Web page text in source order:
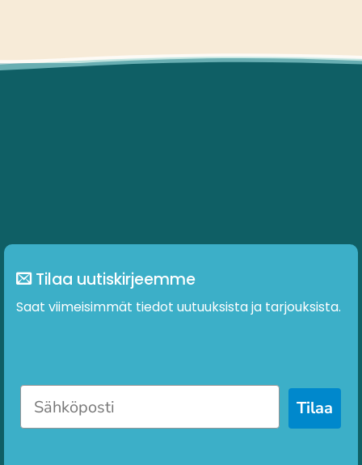
Tilaa uutiskirjeemme
Saat viimeisimmät tiedot uutuuksista ja tarjouksista.
Tilaa